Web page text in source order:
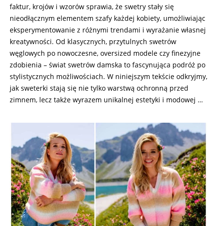
faktur, krojów i wzorów sprawia, że swetry stały się
nieodłącznym elementem szafy każdej kobiety, umożliwiając
eksperymentowanie z różnymi trendami i wyrażanie własnej
kreatywności. Od klasycznych, przytulnych swetrów
węglowych po nowoczesne, oversized modele czy finezyjne
zdobienia – świat swetrów damska to fascynująca podróż po
stylistycznych możliwościach. W niniejszym tekście odkryjmy,
jak sweterki stają się nie tylko warstwą ochronną przed
zimnem, lecz także wyrazem unikalnej estetyki i modowej …